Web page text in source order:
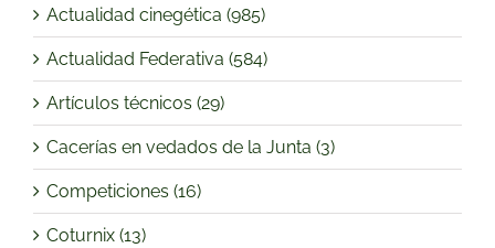
Actualidad cinegética (985)
Actualidad Federativa (584)
Artículos técnicos (29)
Cacerías en vedados de la Junta (3)
Competiciones (16)
Coturnix (13)